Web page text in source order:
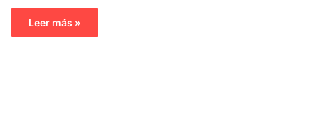
Leer más »